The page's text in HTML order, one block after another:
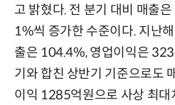
고 밝혔다. 전 분기 대비 매출
1%씩 증가한 수준이다. 지난
출은 104.4%, 영업이익은
기와 합친 상반기 기준으로도
이익 1285억원으로 사상 최대